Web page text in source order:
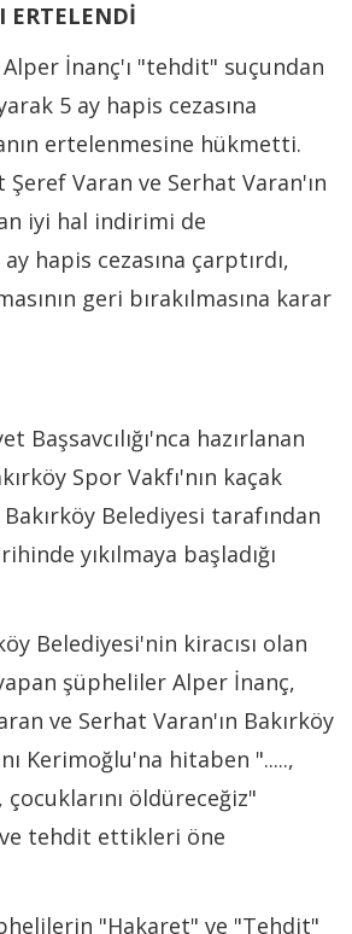
ERTELENDİ
Alper İnanç'ı "tehdit" suçundan
5 ay hapis cezasına
ertelenmesine hükmetti.
Şeref Varan ve Serhat Varan'ın
iyi hal indirimi de
hapis cezasına çarptırdı,
geri bırakılmasına karar
Başsavcılığı'nca hazırlanan
Spor Vakfı'nın kaçak
Belediyesi tarafından
yıkılmaya başladığı
Belediyesi'nin kiracısı olan
şüpheliler Alper İnanç,
ve Serhat Varan'ın Bakırköy
Kerimoğlu'na hitaben ".....,
öldüreceğiz"
tehdit ettikleri öne
"Hakaret" ve "Tehdit"